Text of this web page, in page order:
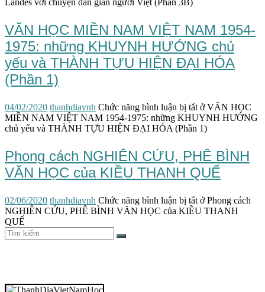
VĂN HỌC MIỀN NAM VIỆT NAM 1954-
1975: những KHUYNH HƯỚNG chủ
yếu và THÀNH TỰU HIỆN ĐẠI HÓA
(Phần 1)
04/02/2020 thanhdiavnh Chức năng bình luận bị tắt ở VĂN HỌC
MIỀN NAM VIỆT NAM 1954-1975: những KHUYNH HƯỚNG
chủ yếu và THÀNH TỰU HIỆN ĐẠI HÓA (Phần 1)
Phong cách NGHIÊN CỨU, PHÊ BÌNH
VĂN HỌC của KIỀU THANH QUẾ
02/06/2020 thanhdiavnh Chức năng bình luận bị tắt ở Phong cách
NGHIÊN CỨU, PHÊ BÌNH VĂN HỌC của KIỀU THANH
QUẾ